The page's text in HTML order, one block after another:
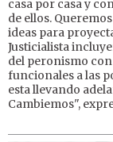
casa por casa y
de ellos.
ideas para
Justicialista
del peronismo
funcionales a las
esta llevando
Cambiemos",